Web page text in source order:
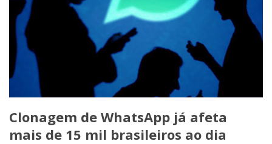
Clonagem de WhatsApp já afeta
mais de 15 mil brasileiros ao dia